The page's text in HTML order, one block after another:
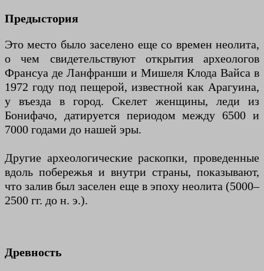
Предыстория
Это место было заселено еще со времен неолита,
о чем свидетельствуют открытия археологов
Франсуа де Ланфранши и Мишеля Клода Вайса в
1972 году под пещерой, известной как Арагуина,
у въезда в город. Скелет женщины, леди из
Бонифачо, датируется периодом между 6500 и
7000 годами до нашей эры.
Другие археологические раскопки, проведенные
вдоль побережья и внутри страны, показывают,
что залив был заселен еще в эпоху неолита (5000–
2500 гг. до н. э.).
Древность